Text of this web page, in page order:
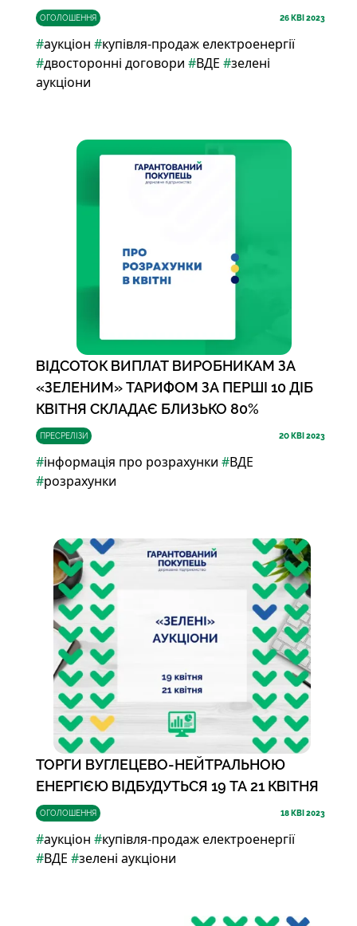
ОГОЛОШЕННЯ 26КВІ 2023
#аукціон #купівля-продаж електроенергії
#двосторонні договори #ВДЕ #зелені
аукціони
ПРЕСРЕЛІЗИ 20КВІ 2023
ВІДСОТОК ВИПЛАТ ВИРОБНИКАМ ЗА
«ЗЕЛЕНИМ» ТАРИФОМ ЗА ПЕРШІ 10 ДІБ
КВІТНЯ СКЛАДАЄ БЛИЗЬКО 80%
#інформація про розрахунки #ВДЕ
#розрахунки
ОГОЛОШЕННЯ 18КВІ 2023
ТОРГИ ВУГЛЕЦЕВО-НЕЙТРАЛЬНОЮ
ЕНЕРГІЄЮ ВІДБУДУТЬСЯ 19 ТА 21 КВІТНЯ
#аукціон #купівля-продаж електроенергії
#ВДЕ #зелені аукціони